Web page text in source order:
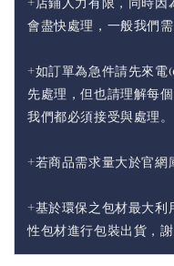
會盡快處理，一般我們
+如訂單為急件請先來電
先處理，但也請理解每
我們都必須接受與處理。
+若商品需求量大於官網
+基於環保之包材最大利
性包材進行包裝出貨，